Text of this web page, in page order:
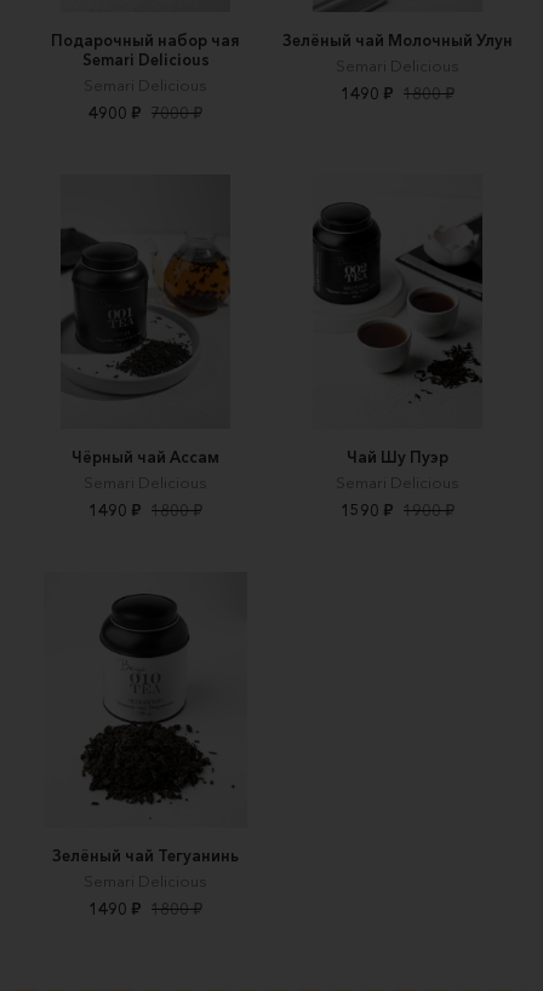
Подарочный набор чая
Semari Delicious
Semari Delicious
4900 ₽ 7000 ₽
Зелёный чай Молочный Улун
Semari Delicious
1490 ₽ 1800 ₽
Чёрный чай Ассам
Semari Delicious
1490 ₽ 1800 ₽
Чай Шу Пуэр
Semari Delicious
1590 ₽ 1900 ₽
Зелёный чай Тегуанинь
Semari Delicious
1490 ₽ 1800 ₽